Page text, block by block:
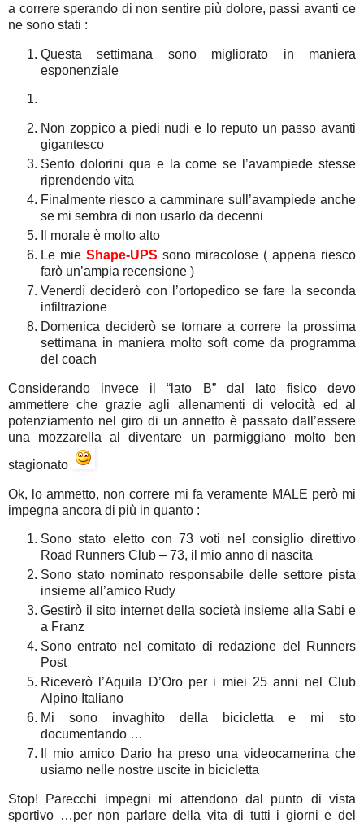
a correre sperando di non sentire più dolore, passi avanti ce
ne sono stati :
Questa settimana sono migliorato in maniera
esponenziale
Non zoppico a piedi nudi e lo reputo un passo avanti
gigantesco
Sento dolorini qua e la come se l’avampiede stesse
riprendendo vita
Finalmente riesco a camminare sull’avampiede anche
se mi sembra di non usarlo da decenni
Il morale è molto alto
Le mie Shape-UPS sono miracolose ( appena riesco
farò un’ampia recensione )
Venerdì deciderò con l’ortopedico se fare la seconda
infiltrazione
Domenica deciderò se tornare a correre la prossima
settimana in maniera molto soft come da programma
del coach
Considerando invece il “lato B” dal lato fisico devo
ammettere che grazie agli allenamenti di velocità ed al
potenziamento nel giro di un annetto è passato dall’essere
una mozzarella al diventare un parmiggiano molto ben
stagionato
Ok, lo ammetto, non correre mi fa veramente MALE però mi
impegna ancora di più in quanto :
Sono stato eletto con 73 voti nel consiglio direttivo
Road Runners Club – 73, il mio anno di nascita
Sono stato nominato responsabile delle settore pista
insieme all’amico Rudy
Gestirò il sito internet della società insieme alla Sabi e
a Franz
Sono entrato nel comitato di redazione del Runners
Post
Riceverò l’Aquila D’Oro per i miei 25 anni nel Club
Alpino Italiano
Mi sono invaghito della bicicletta e mi sto
documentando …
Il mio amico Dario ha preso una videocamerina che
usiamo nelle nostre uscite in bicicletta
Stop! Parecchi impegni mi attendono dal punto di vista
sportivo …per non parlare della vita di tutti i giorni e del